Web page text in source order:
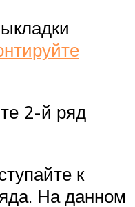
2-й ряд
к
На данном